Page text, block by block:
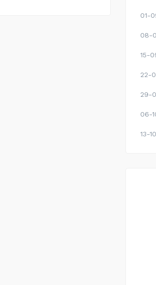
01-
08-
15-
22-
29-
06-
13-